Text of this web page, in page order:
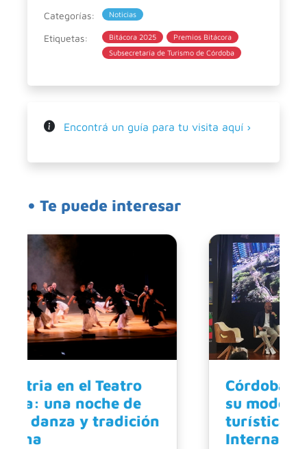
Categorías: Noticias
Etiquetas: Bitácora 2025
Premios Bitácora
Subsecretaría de Turismo de Córdoba
Encontrá un guía para tu visita aquí ›
• Te puede interesar
Córdoba Capital mostró
su modelo de gestión
turística en el Foro
Internacional de Destinos